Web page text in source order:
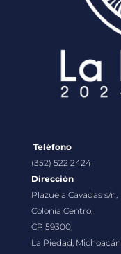
Teléfono
(352) 522 2424
Dirección
Plazuela Cavadas s/n,
Colonia Centro,
CP 59300,
La Piedad, Michoacán